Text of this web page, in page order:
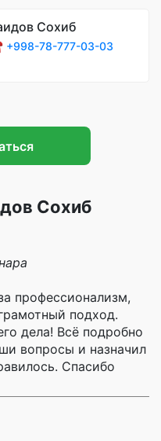
Сохиб
+998-78-777-03-03
Сохиб
профессионализм,
подход.
дела! Всё подробно
вопросы и назначил
Спасибо